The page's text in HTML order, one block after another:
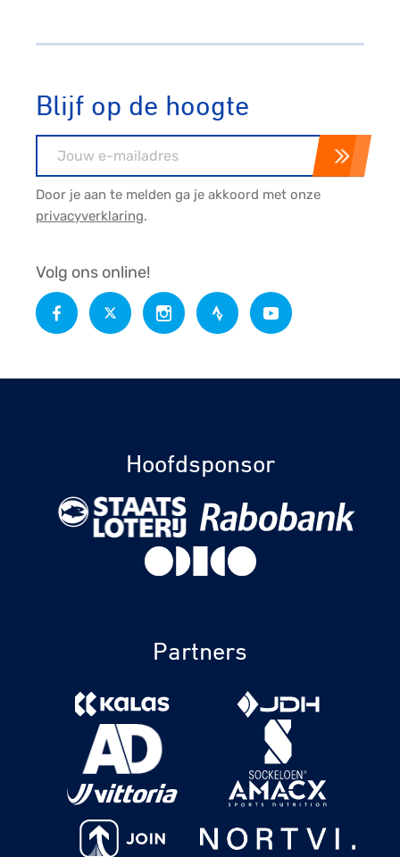
Blijf op de hoogte
Door je aan te melden ga je akkoord met onze
privacyverklaring.
Volg ons online!
Hoofdsponsor
Partners